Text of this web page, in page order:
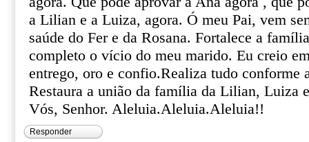
a Lilian e a Luiza, agora. Ó meu Pai, vem
saúde do Fer e da Rosana. Fortalece a
completo o vício do meu marido. Eu creio
entrego, oro e confio.Realiza tudo conforme
Restaura a união da família da Lilian, Luiza
Vós, Senhor. Aleluia.Aleluia.Aleluia!!
Responder